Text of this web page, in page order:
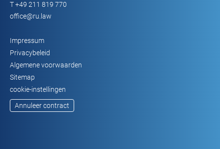
T+49 211 819 770
office@ru.law
Impressum
Privacybeleid
Algemene voorwaarden
Sitemap
cookie-instellingen
Annuleer contract